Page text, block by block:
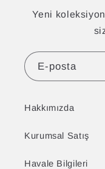
Yeni
E-posta
Hakkımızda
Kurumsal Satış
Havale Bilgileri